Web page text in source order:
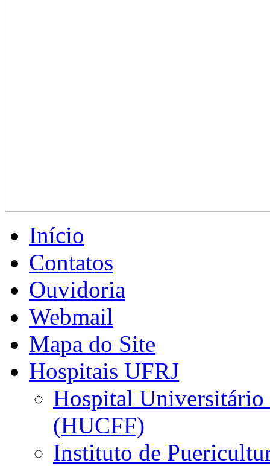
Início
Contatos
Ouvidoria
Webmail
Mapa do Site
Hospitais UFRJ
Hospital
(HUCFF)
Instituto de